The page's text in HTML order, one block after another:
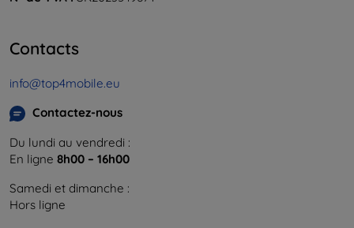
Contacts
info@top4mobile.eu
Contactez-nous
Du lundi au vendredi :
En ligne 8h00 – 16h00
Samedi et dimanche :
Hors ligne